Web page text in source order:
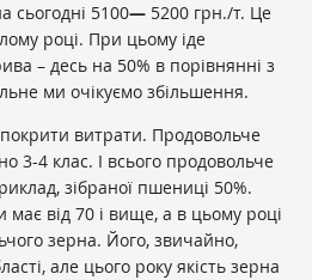
сьогодні 5100— 5200 грн./т. Це
році. При цьому іде
– десь на 50% в порівнянні з
ми очікуємо збільшення.
витрати. Продовольче
3-4 клас. І всього продовольче
зібраної пшениці 50%.
має від 70 і вище, а в цьому році
зерна. Його, звичайно,
але цього року якість зерна